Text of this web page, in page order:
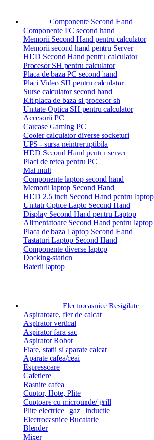
Componente Second Hand
Componente PC second hand
Memorii Second Hand pentru calculator
Memorii second hand pentru Server
HDD Second Hand pentru calculator
Procesor SH pentru calculator
Placa de baza PC second hand
Placi Video SH pentru calculator
Surse calculator second hand
Kit placa de baza si procesor sh
Unitate Optica SH pentru calculator
Accesorii PC
Carcase Gaming PC
Cooler calculator diverse socketuri
UPS - sursa neintreruptibila
HDD Second Hand pentru server
Placi de retea pentru PC
Mai mult
Componente laptop second hand
Memorii laptop Second Hand
HDD 2.5 inch Second Hand pentru laptop
Unitati Optice Lapto Second Hand
Display Second Hand pentru Laptop
Alimentatoare Second Hand pentru laptop
Placa de baza Laptop Second Hand
Tastaturi Laptop Second Hand
Componente diverse laptop
Docking-station
Baterii laptop
Electrocasnice Resigilate
Aspiratoare, fier de calcat
Aspirator vertical
Aspirator fara sac
Aspirator Robot
Fiare, statii si aparate calcat
Aparate cafea/ceai
Espressoare
Cafetiere
Rasnite cafea
Cuptor, Hote, Plite
Cuptoare cu microunde/ grill
Plite electrice | gaz | inductie
Electrocasnice Bucatarie
Blender
Mixer